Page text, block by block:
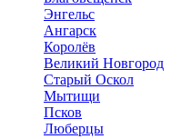
Энгельс
Ангарск
Королёв
Великий Новгород
Старый Оскол
Мытищи
Псков
Люберцы